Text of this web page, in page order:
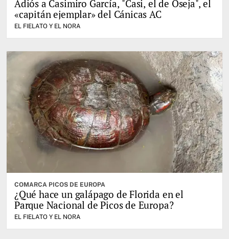
Adiós a Casimiro García, "Casi, el de Oseja", el
«capitán ejemplar» del Cánicas AC
EL FIELATO Y EL NORA
COMARCA PICOS DE EUROPA
¿Qué hace un galápago de Florida en el
Parque Nacional de Picos de Europa?
EL FIELATO Y EL NORA